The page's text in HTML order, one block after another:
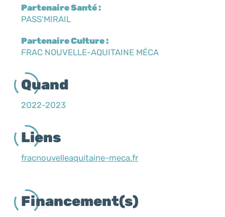
Partenaire Santé :
PASS'MIRAIL
Partenaire Culture :
FRAC NOUVELLE-AQUITAINE MÉCA
Quand
2022-2023
Liens
fracnouvelleaquitaine-meca.fr
Financement(s)